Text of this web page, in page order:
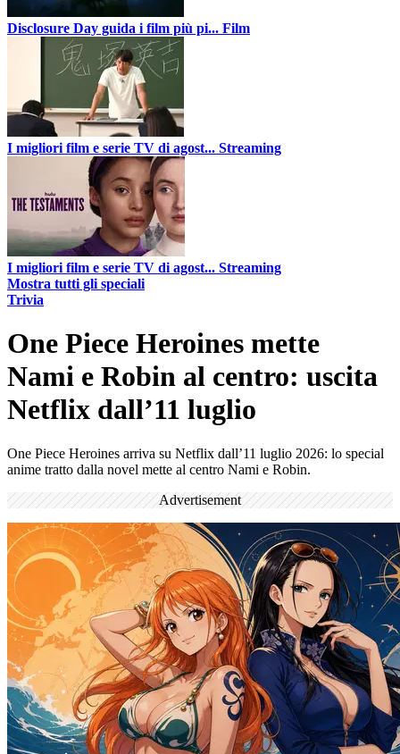
Disclosure Day guida i film più pi... Film
I migliori film e serie TV di agost... Streaming
I migliori film e serie TV di agost... Streaming
Mostra tutti gli speciali
Trivia
One Piece Heroines mette
Nami e Robin al centro: uscita
Netflix dall’11 luglio
One Piece Heroines arriva su Netflix dall’11 luglio 2026: lo special
anime tratto dalla novel mette al centro Nami e Robin.
Advertisement